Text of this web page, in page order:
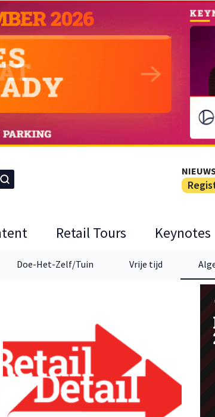
Doe-Het-Zelf/Tuin Vrije tijd
Retail Tours Keynotes